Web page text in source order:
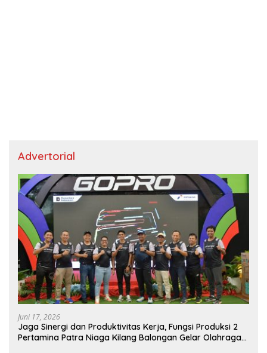
Advertorial
Juni 17, 2026
Jaga Sinergi dan Produktivitas Kerja, Fungsi Produksi 2
Pertamina Patra Niaga Kilang Balongan Gelar Olahraga